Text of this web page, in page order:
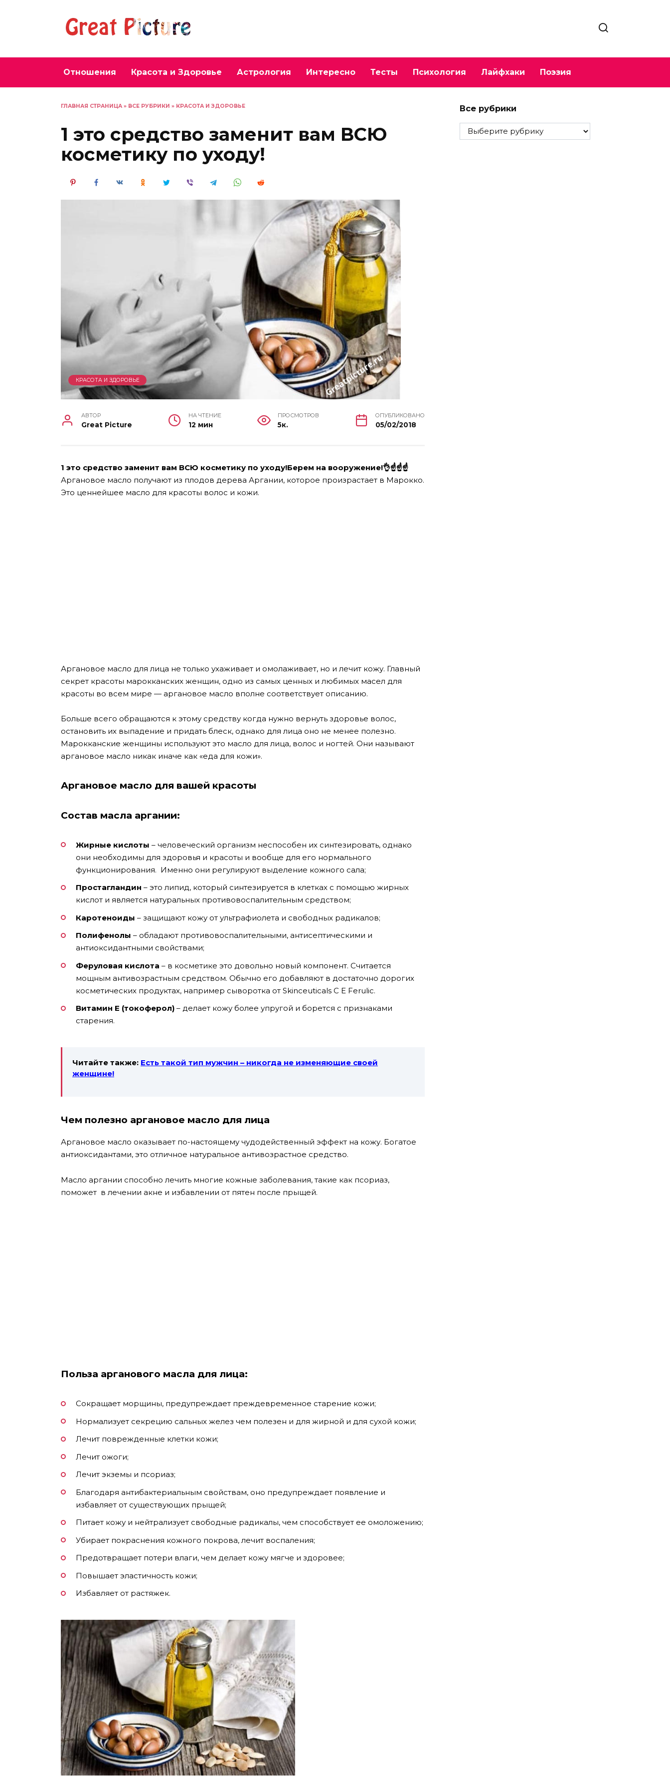
Отношения Красота и Здоровье Астрология Интересно Тесты Психология Лайфхаки Поэзия
ГЛАВНАЯ СТРАНИЦА » ВСЕ РУБРИКИ » КРАСОТА И ЗДОРОВЬЕ
1 это средство заменит вам ВСЮ
косметику по уходу!
КРАСОТА И ЗДОРОВЬЕ
АВТОР
Great Picture
НА ЧТЕНИЕ
12 мин
ПРОСМОТРОВ
5к.
ОПУБЛИКОВАНО
05/02/2018
1 это средство заменит вам ВСЮ косметику по уходу!Берем на вооружение!👌☝️☝️☝️
Аргановое масло получают из плодов дерева Аргании, которое произрастает в Марокко.
Это ценнейшее масло для красоты волос и кожи.
Аргановое масло для лица не только ухаживает и омолаживает, но и лечит кожу. Главный
секрет красоты марокканских женщин, одно из самых ценных и любимых масел для
красоты во всем мире — аргановое масло вполне соответствует описанию.
Больше всего обращаются к этому средству когда нужно вернуть здоровье волос,
остановить их выпадение и придать блеск, однако для лица оно не менее полезно.
Марокканские женщины используют это масло для лица, волос и ногтей. Они называют
аргановое масло никак иначе как «еда для кожи».
Аргановое масло для вашей красоты
Состав масла аргании:
Жирные кислоты – человеческий организм неспособен их синтезировать, однако
они необходимы для здоровья и красоты и вообще для его нормального
функционирования. Именно они регулируют выделение кожного сала;
Простагландин – это липид, который синтезируется в клетках с помощью жирных
кислот и является натуральных противовоспалительным средством;
Каротеноиды – защищают кожу от ультрафиолета и свободных радикалов;
Полифенолы – обладают противовоспалительными, антисептическими и
антиоксидантными свойствами;
Феруловая кислота – в косметике это довольно новый компонент. Считается
мощным антивозрастным средством. Обычно его добавляют в достаточно дорогих
косметических продуктах, например сыворотка от Skinceuticals C E Ferulic.
Витамин Е (токоферол) – делает кожу более упругой и борется с признаками
старения.
Читайте также: Есть такой тип мужчин – никогда не изменяющие своей
женщине!
Чем полезно аргановое масло для лица
Аргановое масло оказывает по-настоящему чудодейственный эффект на кожу. Богатое
антиоксидантами, это отличное натуральное антивозрастное средство.
Масло аргании способно лечить многие кожные заболевания, такие как псориаз,
поможет в лечении акне и избавлении от пятен после прыщей.
Польза арганового масла для лица:
Сокращает морщины, предупреждает преждевременное старение кожи;
Нормализует секрецию сальных желез чем полезен и для жирной и для сухой кожи;
Лечит поврежденные клетки кожи;
Лечит ожоги;
Лечит экземы и псориаз;
Благодаря антибактериальным свойствам, оно предупреждает появление и
избавляет от существующих прыщей;
Питает кожу и нейтрализует свободные радикалы, чем способствует ее омоложению;
Убирает покраснения кожного покрова, лечит воспаления;
Предотвращает потери влаги, чем делает кожу мягче и здоровее;
Повышает эластичность кожи;
Избавляет от растяжек.
Все рубрики
Все
рубрики